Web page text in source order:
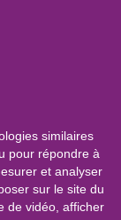
similaires
pour répondre à
et analyser
sur le site du
de vidéo, afficher